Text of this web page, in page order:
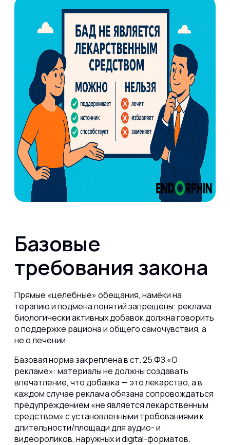
Базовые
требования закона
Прямые «целебные» обещания, намёки на
терапию и подмена понятий запрещены: реклама
биологически активных добавок должна говорить
о поддержке рациона и общего самочувствия, а
не о лечении.
Базовая норма закреплена в ст. 25 ФЗ «О
рекламе»: материалы не должны создавать
впечатление, что добавка — это лекарство, а в
каждом случае реклама обязана сопровождаться
предупреждением «не является лекарственным
средством» с установленными требованиями к
длительности/площади для аудио- и
видеороликов, наружных и digital-форматов.